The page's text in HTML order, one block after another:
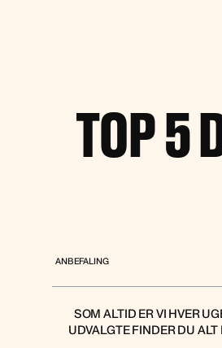
TOP 5
ANBEFALING
SOM ALTID ER VI HVER
UDVALGTE FINDER DU